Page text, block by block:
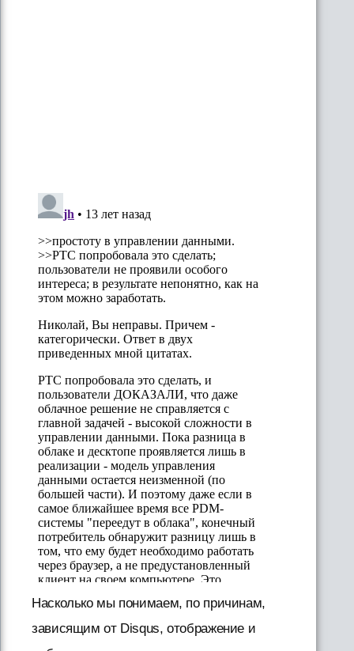
Насколько мы понимаем, по причинам,
зависящим от Disqus, отображение и